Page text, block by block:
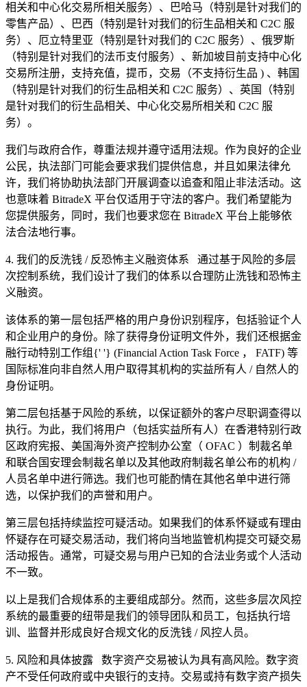
相关和中心化交易所相关服务）、巴哈马（特别是针对我们的
零售产品）、巴西（特别是针对我们的衍生品相关和 C2C 服
务）、厄立特里亚（特别是针对我们的 C2C 服务）、俄罗斯
（特别是针对我们的法币支付服务）、新加坡目前支持中心化
交易所注册，支持充值，提币，交易（不支持衍生品 ) 、韩国
（特别是针对我们的衍生品相关和 C2C 服务）、英国（特别
是针对我们的衍生品相关、中心化交易所相关和 C2C 服
务）。
我们与政府合作，尊重法规并遵守适用法规。作为良好的企业
公民，执法部门可能会要求我们提供信息，并且如果法律允
许，我们将协助执法部门开展调查以追查和阻止非法活动。这
也意味着 BitradeX 平台仅适用于守法的客户。我们希望能为
您提供服务，同时，我们也要求您在 BitradeX 平台上能够依
法合法地行事。
4. 我们的反洗钱 / 反恐怖主义融资体系
通过基于风险的多层
次控制系统，我们设计了我们的体系以合理防止洗钱和恐怖主
义融资。
该体系的第一层包括严格的用户身份识别程序，包括验证个人
和企业用户的身份。除了获得身份证明文件外，我们还根据金
融行动特别工作组{' '} (Financial Action Task Force ， FATF) 等
国际标准向非自然人用户取得其机构的实益所有人 / 自然人的
身份证明。
第二层包括基于风险的系统，以保证额外的客户尽职调查得以
执行。为此，我们将用户（包括实益所有人）在香港特别行政
区政府宪报、美国海外资产控制办公室（ OFAC ）制裁名单
和联合国安理会制裁名单以及其他政府制裁名单公布的机构 /
人员名单中进行筛选。我们也可能酌情在其他名单中进行筛
选，以保护我们的声誉和用户。
第三层包括持续监控可疑活动。如果我们的体系怀疑或有理由
怀疑存在可疑交易活动，我们将向当地监管机构提交可疑交易
活动报告。通常，可疑交易与用户已知的合法业务或个人活动
不一致。
以上是我们合规体系的主要组成部分。然而，这些多层次风控
系统的最重要的纽带是我们的领导团队和员工，包括执行培
训、监督并形成良好合规文化的反洗钱 / 风控人员。
5. 风险和具体披露
数字资产交易被认为具有高风险。数字资
产不受任何政府或中央银行的支持。交易或持有数字资产损失